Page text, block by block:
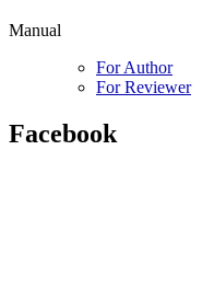
Manual
For Author
For Reviewer
Facebook